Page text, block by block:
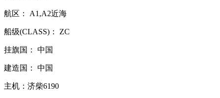
航区： A1,A2近海
船级(CLASS)： ZC
挂旗国： 中国
建造国： 中国
主机：济柴6190